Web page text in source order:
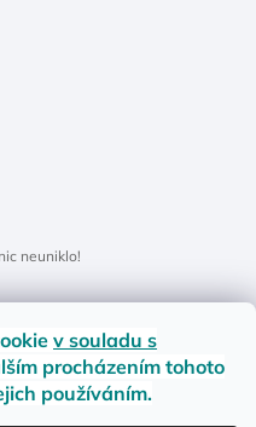
v souladu s
procházením tohoto
používáním.
neuniklo!